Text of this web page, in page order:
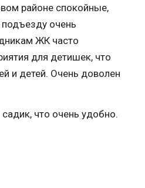
районе спокойные,
очень
ЖК часто
для детишек, что
и детей. Очень доволен
что очень удобно.